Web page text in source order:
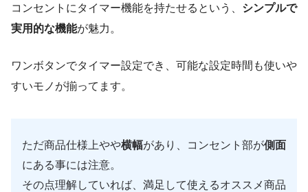
コンセントにタイマー機能を持たせるという、 シンプルで
実用的な機能が魅力。
ワンボタンでタイマー設定でき、可能な設定時間も使いや
すいモノが揃ってます。
ただ商品仕様上やや横幅があり、コンセント部が側面
にある事には注意。
その点理解していれば、満足して使えるオススメ商品